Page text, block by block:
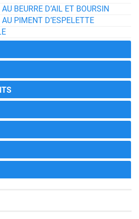
BEURRE D’AIL ET BOURSIN
PIMENT D’ESPELETTE